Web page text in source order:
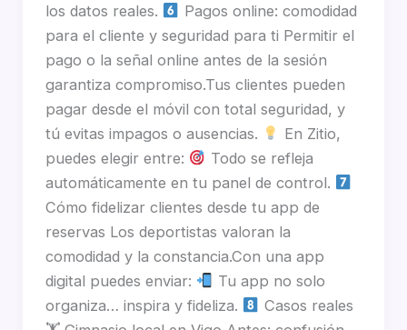
los datos reales.
Pagos online: comodidad
para el cliente y seguridad para ti Permitir el
pago o la señal online antes de la sesión
garantiza compromiso.Tus clientes pueden
pagar desde el móvil con total seguridad, y
tú evitas impagos o ausencias.
En Zitio,
puedes elegir entre:
Todo se refleja
automáticamente en tu panel de control.
Cómo fidelizar clientes desde tu app de
reservas Los deportistas valoran la
comodidad y la constancia.Con una app
digital puedes enviar:
Tu app no solo
organiza… inspira y fideliza.
Casos reales